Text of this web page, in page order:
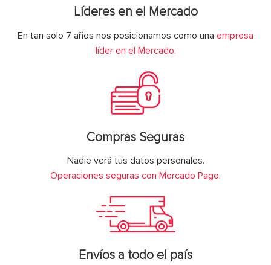
Líderes en el Mercado
En tan solo 7 años nos posicionamos como una empresa
líder en el Mercado.
Compras Seguras
Nadie verá tus datos personales.
Operaciones seguras con Mercado Pago.
Envíos a todo el país